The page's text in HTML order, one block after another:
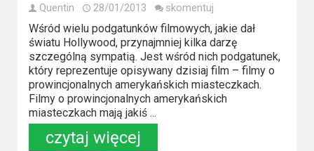
Kino
azjatyckie
Kino
europejskie
Kino
polskie
Quentin 28/01/2013 skomentuj
Wśród wielu podgatunków filmowych, jakie dał
światu Hollywood, przynajmniej kilka darzę
szczególną sympatią. Jest wśród nich podgatunek,
który reprezentuje opisywany dzisiaj film – filmy o
prowincjonalnych amerykańskich miasteczkach.
Filmy o prowincjonalnych amerykańskich
miasteczkach mają jakiś ...
czytaj więcej